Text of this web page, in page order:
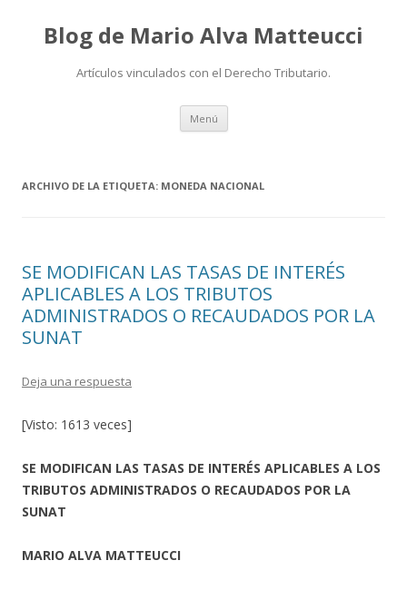
Blog de Mario Alva Matteucci
Artículos vinculados con el Derecho Tributario.
Menú Ir
contenido
ARCHIVO DE LA ETIQUETA: MONEDA NACIONAL
SE MODIFICAN LAS TASAS DE INTERÉS
APLICABLES A LOS TRIBUTOS
ADMINISTRADOS O RECAUDADOS POR LA
SUNAT
Deja una respuesta
[Visto: 1613 veces]
SE MODIFICAN LAS TASAS DE INTERÉS APLICABLES A LOS
TRIBUTOS ADMINISTRADOS O RECAUDADOS POR LA
SUNAT
MARIO ALVA MATTEUCCI